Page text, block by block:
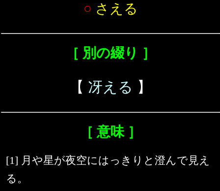
○ さえる
［ 別の綴り ］
【 冴える 】
［ 意味 ］
[1] 月や星が夜空にはっきりと澄んで見え
る。